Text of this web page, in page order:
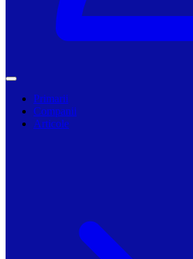
Primarii
Companii
Articole